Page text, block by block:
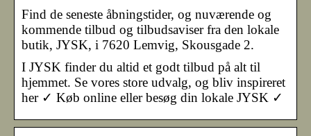
Find de seneste åbningstider, og nuværende og
kommende tilbud og tilbudsaviser fra den lokale
butik, JYSK, i 7620 Lemvig, Skousgade 2.
I JYSK finder du altid et godt tilbud på alt til
hjemmet. Se vores store udvalg, og bliv inspireret
her ✓ Køb online eller besøg din lokale JYSK ✓